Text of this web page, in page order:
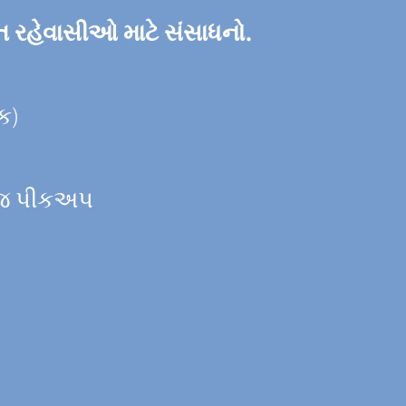
માટે સંસાધનો.
પીકઅપ